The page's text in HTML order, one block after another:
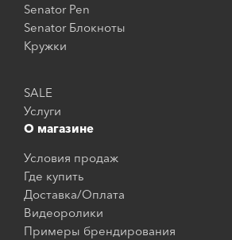
Senator Pen
Senator Блокноты
Кружки
SALE
Услуги
О магазине
Условия продаж
Где купить
Доставка/Оплата
Видеоролики
Примеры брендирования